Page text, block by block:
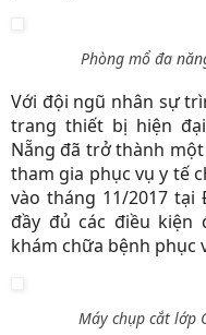
Phòng mổ đa
Với đội ngũ nhân sự
trang thiết bị hiện
Nẵng đã trở thành
tham gia phục vụ y tế
vào tháng 11/2017 tại
đầy đủ các điều kiện
khám chữa bệnh phục
Máy chụp cắt lớp